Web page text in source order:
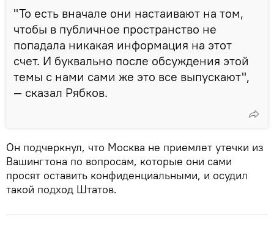
"То есть вначале они настаивают на том,
чтобы в публичное пространство не
попадала никакая информация на этот
счет. И буквально после обсуждения этой
темы с нами сами же это все выпускают",
— сказал Рябков.
Он подчеркнул, что Москва не приемлет утечки из
Вашингтона по вопросам, которые они сами
просят оставить конфиденциальными, и осудил
такой подход Штатов.